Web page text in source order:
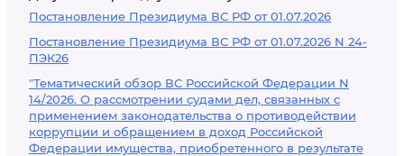
Постановление Президиума ВС РФ от 01.07.2026
Постановление Президиума ВС РФ от 01.07.2026 N 24-
ПЭК26
"Тематический обзор ВС Российской Федерации N
14/2026. О рассмотрении судами дел, связанных с
применением законодательства о противодействии
коррупции и обращением в доход Российской
Федерации имущества, приобретенного в результате